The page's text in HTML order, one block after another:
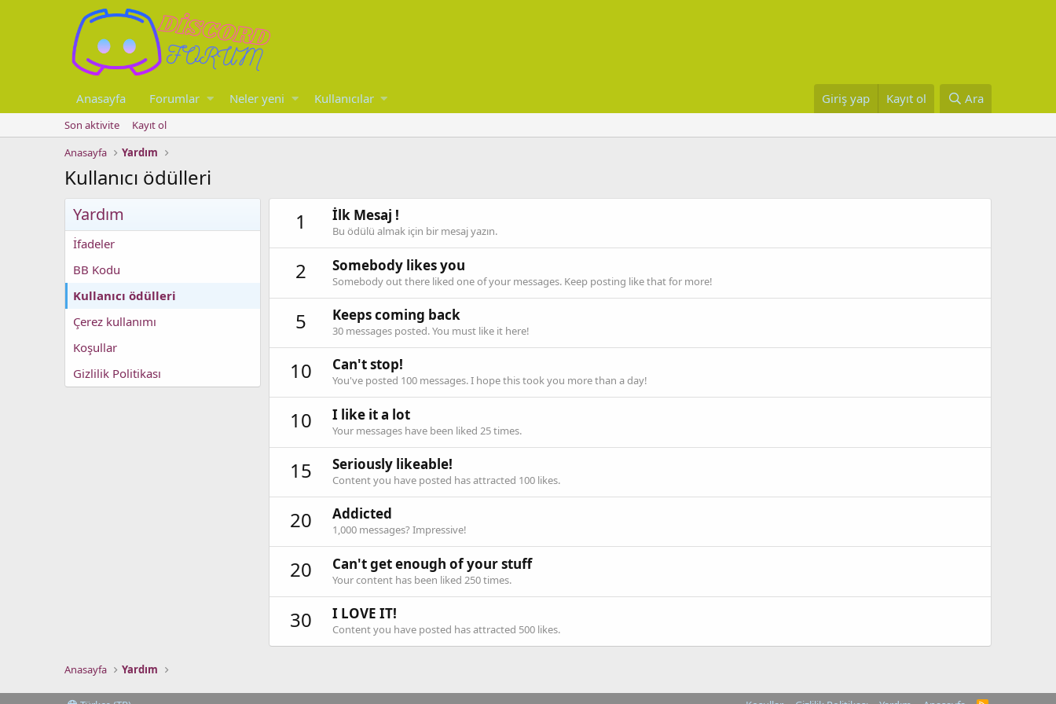
Anasayfa Forumlar Neler yeni Kullanıcılar Giriş yap Kayıt ol Ara
Son aktivite
Kayıt ol
Anasayfa
Yardım
Kullanıcı ödülleri
Yardım
İfadeler
BB Kodu
Kullanıcı ödülleri
Çerez kullanımı
Koşullar
Gizlilik Politikası
1 İlk Mesaj !
Bu ödülü almak için bir mesaj yazın.
2 Somebody likes you
Somebody out there liked one of your messages. Keep posting like that for more!
5 Keeps coming back
30 messages posted. You must like it here!
10 Can't stop!
You've posted 100 messages. I hope this took you more than a day!
10 I like it a lot
Your messages have been liked 25 times.
15 Seriously likeable!
Content you have posted has attracted 100 likes.
20 Addicted
1,000 messages? Impressive!
20 Can't get enough of your stuff
Your content has been liked 250 times.
30 I LOVE IT!
Content you have posted has attracted 500 likes.
Anasayfa Yardım